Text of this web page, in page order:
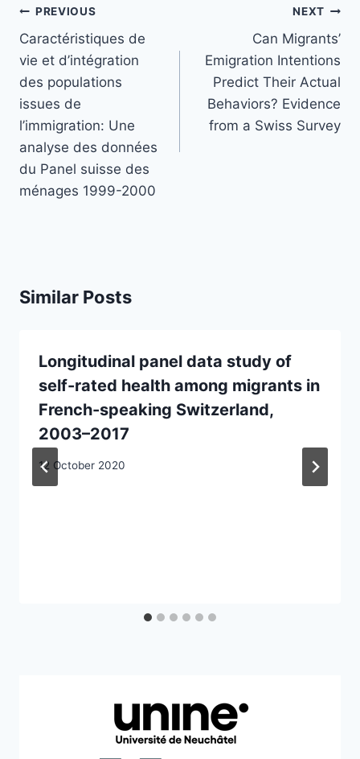
Post
navigation
PREVIOUS
Caractéristiques de
vie et d’intégration
des populations
issues de
l’immigration: Une
analyse des données
du Panel suisse des
ménages 1999-2000
NEXT
Can Migrants’
Emigration Intentions
Predict Their Actual
Behaviors? Evidence
from a Swiss Survey
Similar Posts
Longitudinal panel data study of
self-rated health among migrants in
French-speaking Switzerland,
2003–2017
12 October 2020